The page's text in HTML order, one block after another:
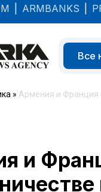
ARMBANKS
Все
» Армения и Франция
и